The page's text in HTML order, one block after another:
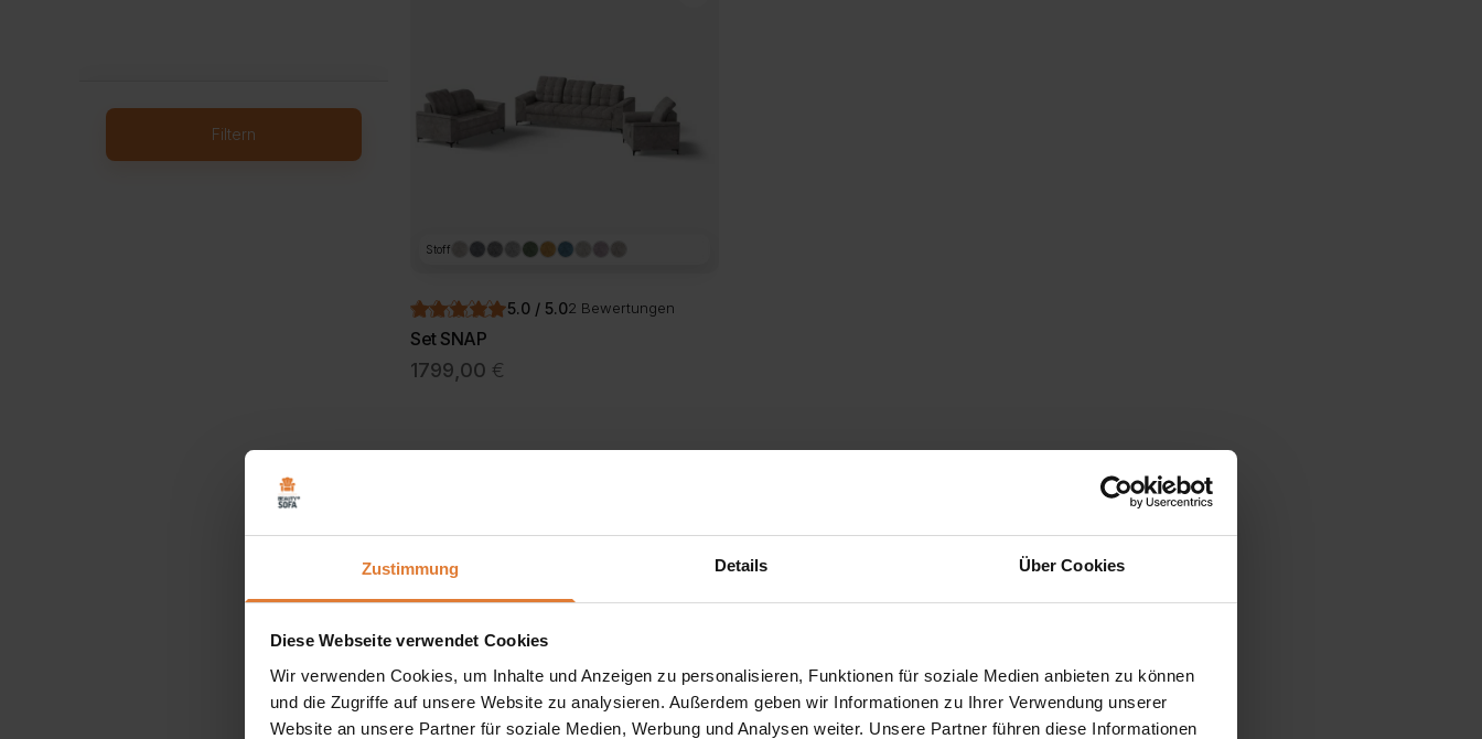
Zustimmung Details Über Cookies
Diese Webseite verwendet Cookies
Wir verwenden Cookies, um Inhalte und Anzeigen zu personalisieren, Funktionen für soziale Medien anbieten zu können
und die Zugriffe auf unsere Website zu analysieren. Außerdem geben wir Informationen zu Ihrer Verwendung unserer
Website an unsere Partner für soziale Medien, Werbung und Analysen weiter. Unsere Partner führen diese Informationen
Filtern
Stoff
5.0 / 5.02 Bewertungen
Set SNAP
1799,00 €